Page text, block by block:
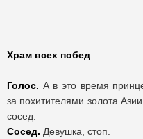
Храм всех побед
Голос. А в это время
за похитителями золота
сосед.
Сосед. Девушка, стоп.